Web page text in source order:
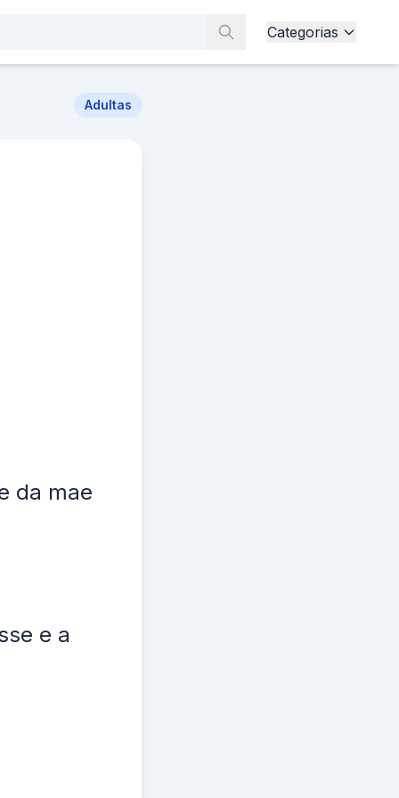
Categorias
Adultas
da mae
e a